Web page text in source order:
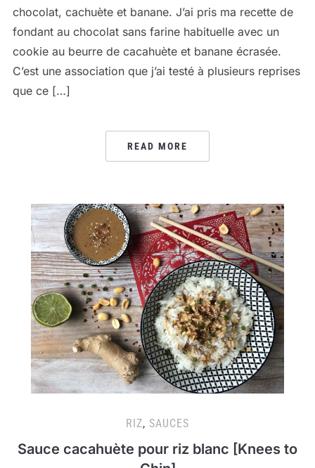
chocolat, cachuète et banane. J’ai pris ma recette de
fondant au chocolat sans farine habituelle avec un
cookie au beurre de cacahuète et banane écrasée.
C’est une association que j’ai testé à plusieurs reprises
que ce […]
READ MORE
RIZ, SAUCES
Sauce cacahuète pour riz blanc [Knees to